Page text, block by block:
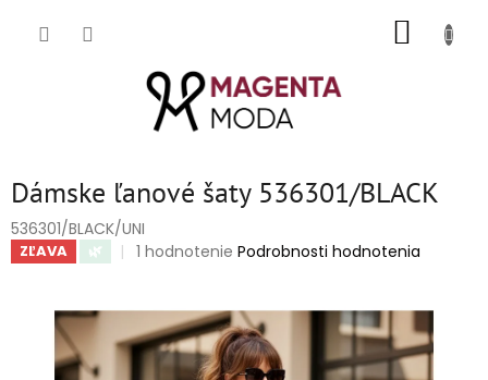
Dámske ľanové šaty 536301/BLACK
536301/BLACK/UNI
ZĽAVA 🌿
Priemerné
je
5,0
z
1 hodnotenie Podrobnosti hodnotenia